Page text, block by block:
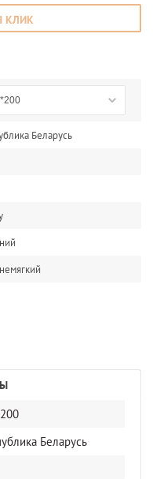
КЛИК
Беларусь
Беларусь